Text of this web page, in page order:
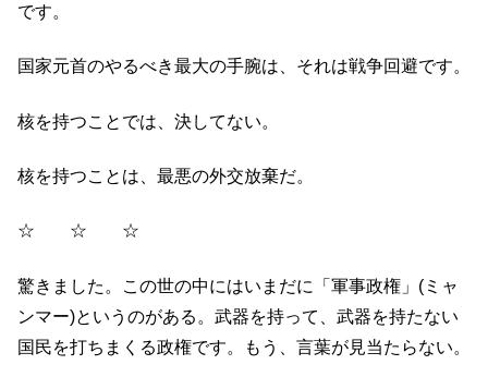
です。
国家元首のやるべき最大の手腕は、それは戦争回避です。
核を持つことでは、決してない。
核を持つことは、最悪の外交放棄だ。
☆ ☆ ☆
驚きました。この世の中にはいまだに「軍事政権」(ミャ
ンマー)というのがある。武器を持って、武器を持たない
国民を打ちまくる政権です。もう、言葉が見当たらない。